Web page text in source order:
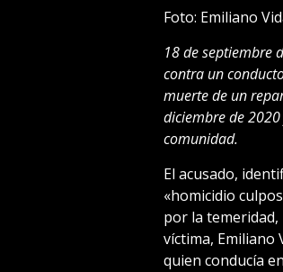
Foto: Emiliano
18 de septiembre
contra un
muerte de un
diciembre de
comunidad.
El acusado,
«homicidio
por la temeridad,
víctima, Emiliano
quien conducía